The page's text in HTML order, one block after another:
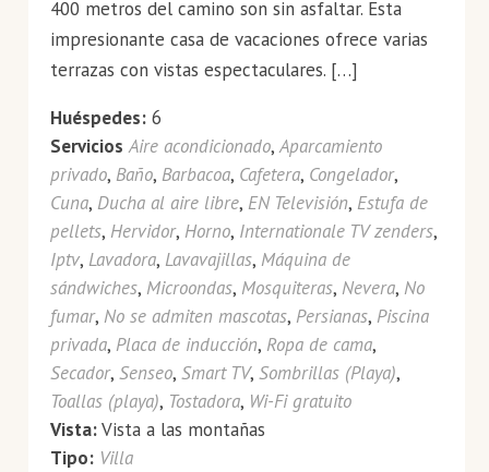
400 metros del camino son sin asfaltar. Esta
impresionante casa de vacaciones ofrece varias
terrazas con vistas espectaculares. […]
Huéspedes: 6
Servicios Aire acondicionado,Aparcamiento
privado, Baño, Barbacoa, Cafetera, Congelador,
Cuna, Ducha al aire libre, EN Televisión, Estufa de
pellets, Hervidor, Horno, Internationale TV zenders,
Iptv, Lavadora, Lavavajillas, Máquina de
sándwiches, Microondas, Mosquiteras, Nevera, No
fumar, No se admiten mascotas, Persianas, Piscina
privada, Placa de inducción, Ropa de cama,
Secador,Senseo,Smart TV,Sombrillas (Playa),
Toallas (playa), Tostadora, Wi-Fi gratuito
Vista:Vista a las montañas
Tipo: Villa